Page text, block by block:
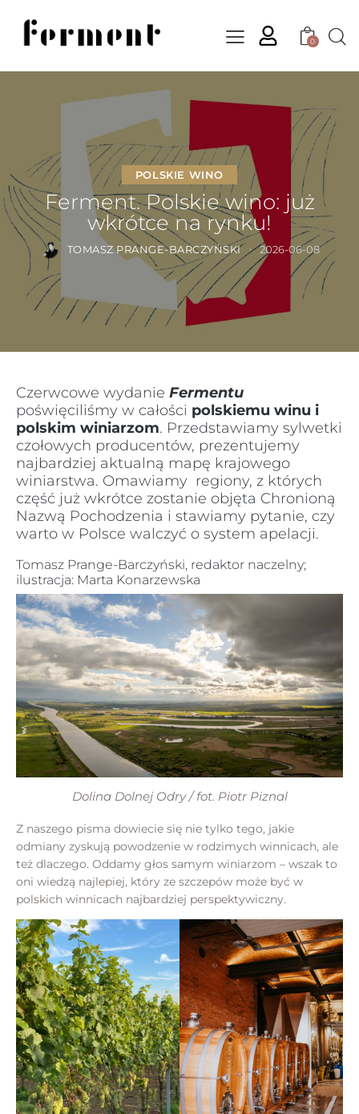
0
POLSKIE WINO
Ferment. Polskie wino: już
wkrótce na rynku!
TOMASZ PRANGE-BARCZYŃSKI 2026-06-08
Czerwcowe wydanie Fermentu
poświęciliśmy w całości polskiemu winu i
polskim winiarzom. Przedstawiamy sylwetki
czołowych producentów, prezentujemy
najbardziej aktualną mapę krajowego
winiarstwa. Omawiamy regiony, z których
część już wkrótce zostanie objęta Chronioną
Nazwą Pochodzenia i stawiamy pytanie, czy
warto w Polsce walczyć o system apelacji.
Tomasz Prange-Barczyński, redaktor naczelny;
ilustracja: Marta Konarzewska
Dolina Dolnej Odry / fot. Piotr Piznal
Z naszego pisma dowiecie się nie tylko tego, jakie
odmiany zyskują powodzenie w rodzimych winnicach, ale
też dlaczego. Oddamy głos samym winiarzom – wszak to
oni wiedzą najlepiej, który ze szczepów może być w
polskich winnicach najbardziej perspektywiczny.